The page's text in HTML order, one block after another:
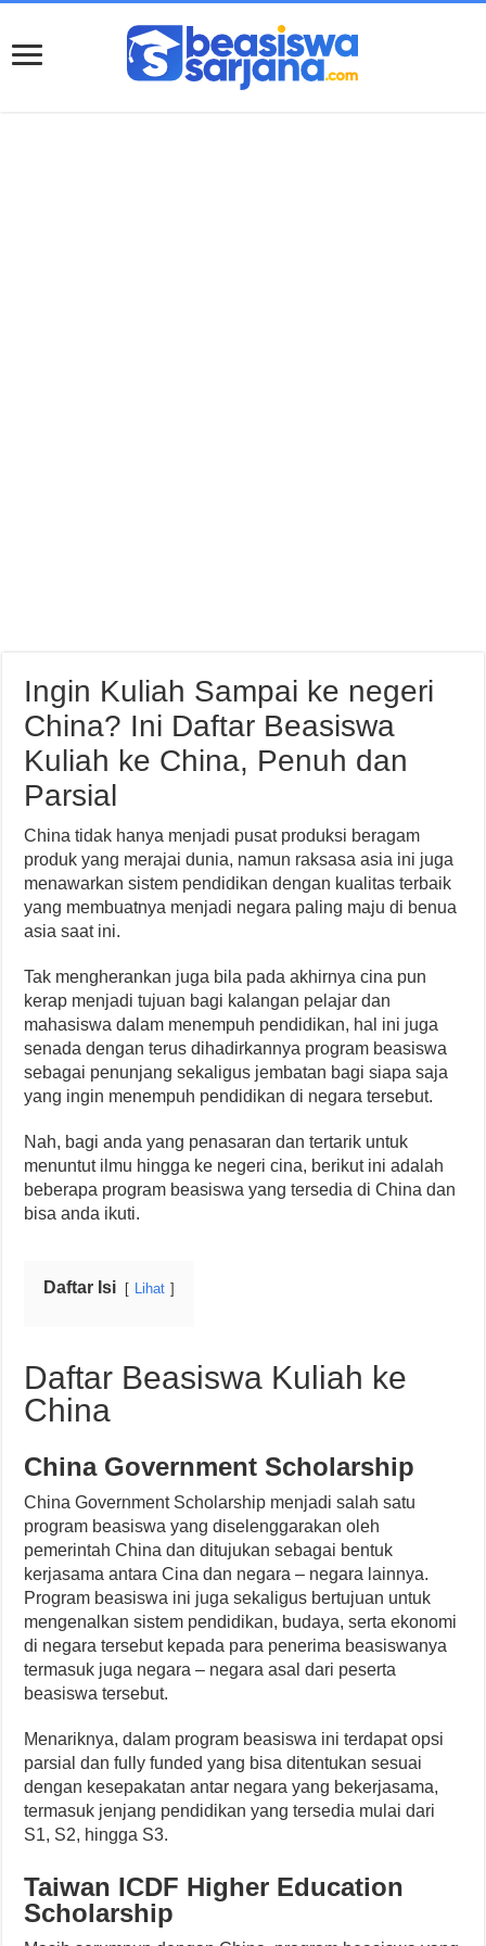
Ingin Kuliah Sampai ke negeri
China? Ini Daftar Beasiswa
Kuliah ke China, Penuh dan
Parsial
China tidak hanya menjadi pusat produksi beragam
produk yang merajai dunia, namun raksasa asia ini juga
menawarkan sistem pendidikan dengan kualitas terbaik
yang membuatnya menjadi negara paling maju di benua
asia saat ini.
Tak mengherankan juga bila pada akhirnya cina pun
kerap menjadi tujuan bagi kalangan pelajar dan
mahasiswa dalam menempuh pendidikan, hal ini juga
senada dengan terus dihadirkannya program beasiswa
sebagai penunjang sekaligus jembatan bagi siapa saja
yang ingin menempuh pendidikan di negara tersebut.
Nah, bagi anda yang penasaran dan tertarik untuk
menuntut ilmu hingga ke negeri cina, berikut ini adalah
beberapa program beasiswa yang tersedia di China dan
bisa anda ikuti.
Daftar Isi Lihat
Daftar Beasiswa Kuliah ke
China
China Government Scholarship
China Government Scholarship menjadi salah satu
program beasiswa yang diselenggarakan oleh
pemerintah China dan ditujukan sebagai bentuk
kerjasama antara Cina dan negara – negara lainnya.
Program beasiswa ini juga sekaligus bertujuan untuk
mengenalkan sistem pendidikan, budaya, serta ekonomi
di negara tersebut kepada para penerima beasiswanya
termasuk juga negara – negara asal dari peserta
beasiswa tersebut.
Menariknya, dalam program beasiswa ini terdapat opsi
parsial dan fully funded yang bisa ditentukan sesuai
dengan kesepakatan antar negara yang bekerjasama,
termasuk jenjang pendidikan yang tersedia mulai dari
S1, S2, hingga S3.
Taiwan ICDF Higher Education
Scholarship